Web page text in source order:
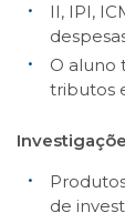
II, IPI,
O aluno
tributos
de